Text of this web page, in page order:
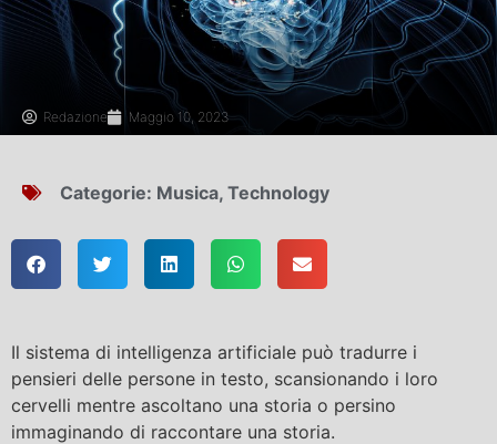
Redazione Maggio 10, 2023
Categorie: Musica, Technology
Il sistema di intelligenza artificiale può tradurre i
pensieri delle persone in testo, scansionando i loro
cervelli mentre ascoltano una storia o persino
immaginando di raccontare una storia.